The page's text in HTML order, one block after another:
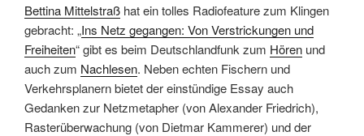
Bettina Mittelstraß hat ein tolles Radiofeature zum Klingen
gebracht: „Ins Netz gegangen: Von Verstrickungen und
Freiheiten“ gibt es beim Deutschlandfunk zum Hören und
auch zum Nachlesen. Neben echten Fischern und
Verkehrsplanern bietet der einstündige Essay auch
Gedanken zur Netzmetapher (von Alexander Friedrich),
Rasterüberwachung (von Dietmar Kammerer) und der